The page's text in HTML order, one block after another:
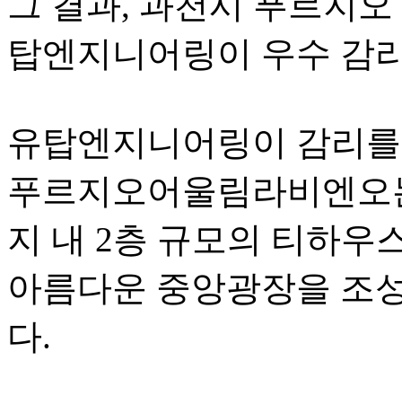
탑엔지니어링이 우수 감
유탑엔지니어링이 감리
푸르지오어울림라비엔
지 내 2층 규모의 티하우
아름다운 중앙광장을 조
다.